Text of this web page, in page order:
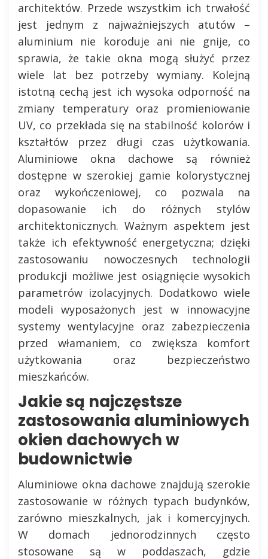
architektów. Przede wszystkim ich trwałość
jest jednym z najważniejszych atutów –
aluminium nie koroduje ani nie gnije, co
sprawia, że takie okna mogą służyć przez
wiele lat bez potrzeby wymiany. Kolejną
istotną cechą jest ich wysoka odporność na
zmiany temperatury oraz promieniowanie
UV, co przekłada się na stabilność kolorów i
kształtów przez długi czas użytkowania.
Aluminiowe okna dachowe są również
dostępne w szerokiej gamie kolorystycznej
oraz wykończeniowej, co pozwala na
dopasowanie ich do różnych stylów
architektonicznych. Ważnym aspektem jest
także ich efektywność energetyczna; dzięki
zastosowaniu nowoczesnych technologii
produkcji możliwe jest osiągnięcie wysokich
parametrów izolacyjnych. Dodatkowo wiele
modeli wyposażonych jest w innowacyjne
systemy wentylacyjne oraz zabezpieczenia
przed włamaniem, co zwiększa komfort
użytkowania oraz bezpieczeństwo
mieszkańców.
Jakie są najczęstsze
zastosowania aluminiowych
okien dachowych w
budownictwie
Aluminiowe okna dachowe znajdują szerokie
zastosowanie w różnych typach budynków,
zarówno mieszkalnych, jak i komercyjnych.
W domach jednorodzinnych często
stosowane są w poddaszach, gdzie